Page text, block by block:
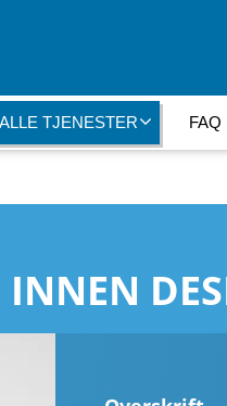
ALLE TJENESTER FAQ